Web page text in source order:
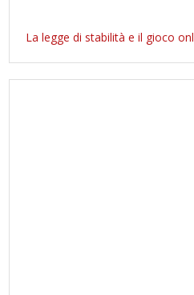
La legge di stabilità e il gioco